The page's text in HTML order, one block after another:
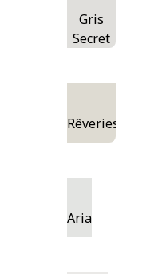
Gris
Secret
Rêveries
Aria